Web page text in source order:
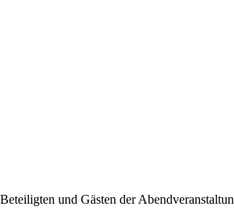
und Gästen der